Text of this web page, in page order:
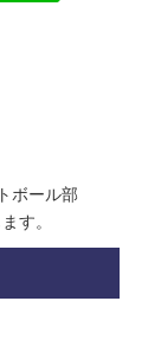
ボール部
す。